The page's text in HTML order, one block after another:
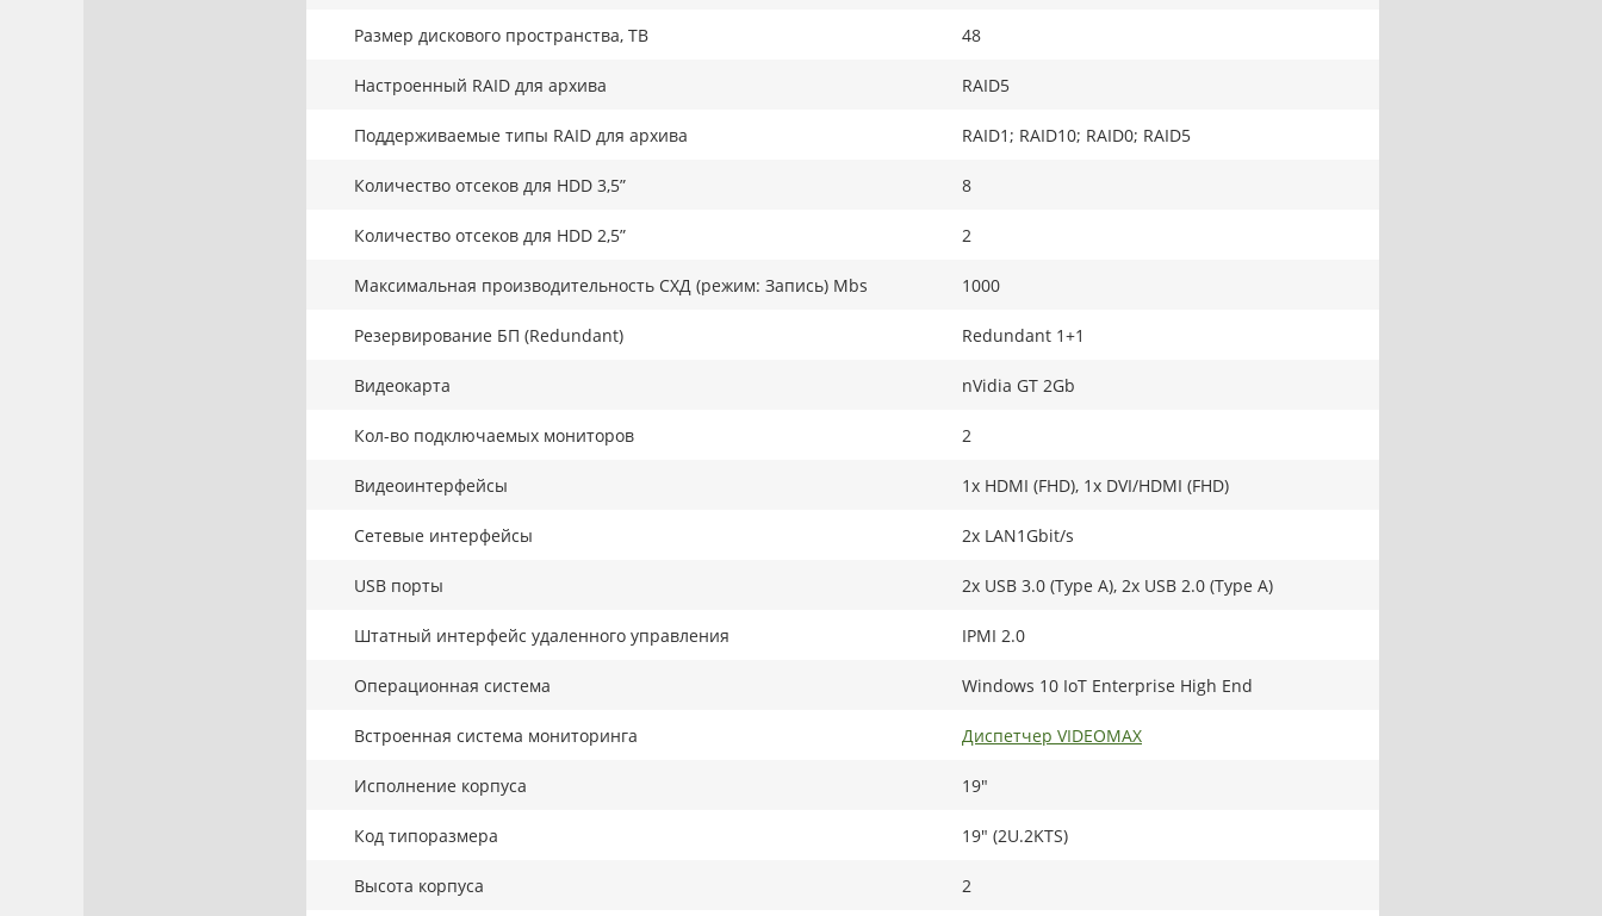
Размер дискового пространства, ТB 48
Настроенный RAID для архива RAID5
Поддерживаемые типы RAID для архива RAID1; RAID10; RAID0; RAID5
Количество отсеков для HDD 3,5” 8
Количество отсеков для HDD 2,5” 2
Максимальная производительность СХД (режим: Запись) Mbs 1000
Резервирование БП (Redundant) Redundant 1+1
Видеокарта nVidia GT 2Gb
Кол-во подключаемых мониторов 2
Видеоинтерфейсы 1x HDMI (FHD), 1x DVI/HDMI (FHD)
Сетевые интерфейсы 2x LAN1Gbit/s
USB порты 2x USB 3.0 (Type A), 2x USB 2.0 (Type A)
Штатный интерфейс удаленного управления IPMI 2.0
Операционная система Windows 10 IoT Enterprise High End
Встроенная система мониторинга Диспетчер VIDEOMAX
Исполнение корпуса 19"
Код типоразмера 19" (2U.2KTS)
Высота корпуса 2